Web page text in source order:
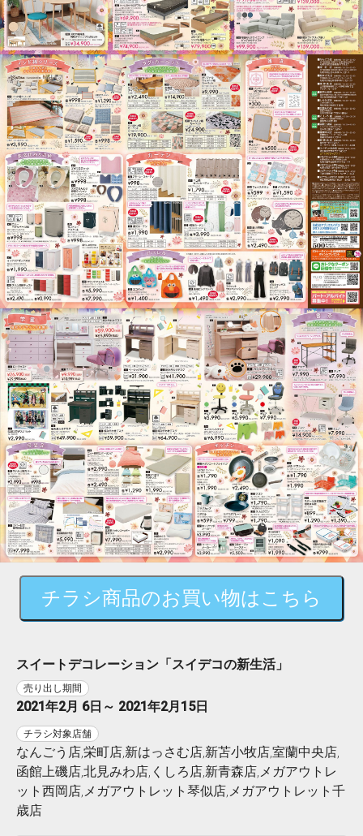
チラシ商品のお買い物はこちら
スイートデコレーション「スイデコの新生活」
売り出し期間
2021年2月 6日～ 2021年2月15日
チラシ対象店舗
なんごう店,栄町店,新はっさむ店,新苫小牧店,室蘭中央店,
函館上磯店,北見みわ店,くしろ店,新青森店,メガアウトレ
ット西岡店,メガアウトレット琴似店,メガアウトレット千
歳店